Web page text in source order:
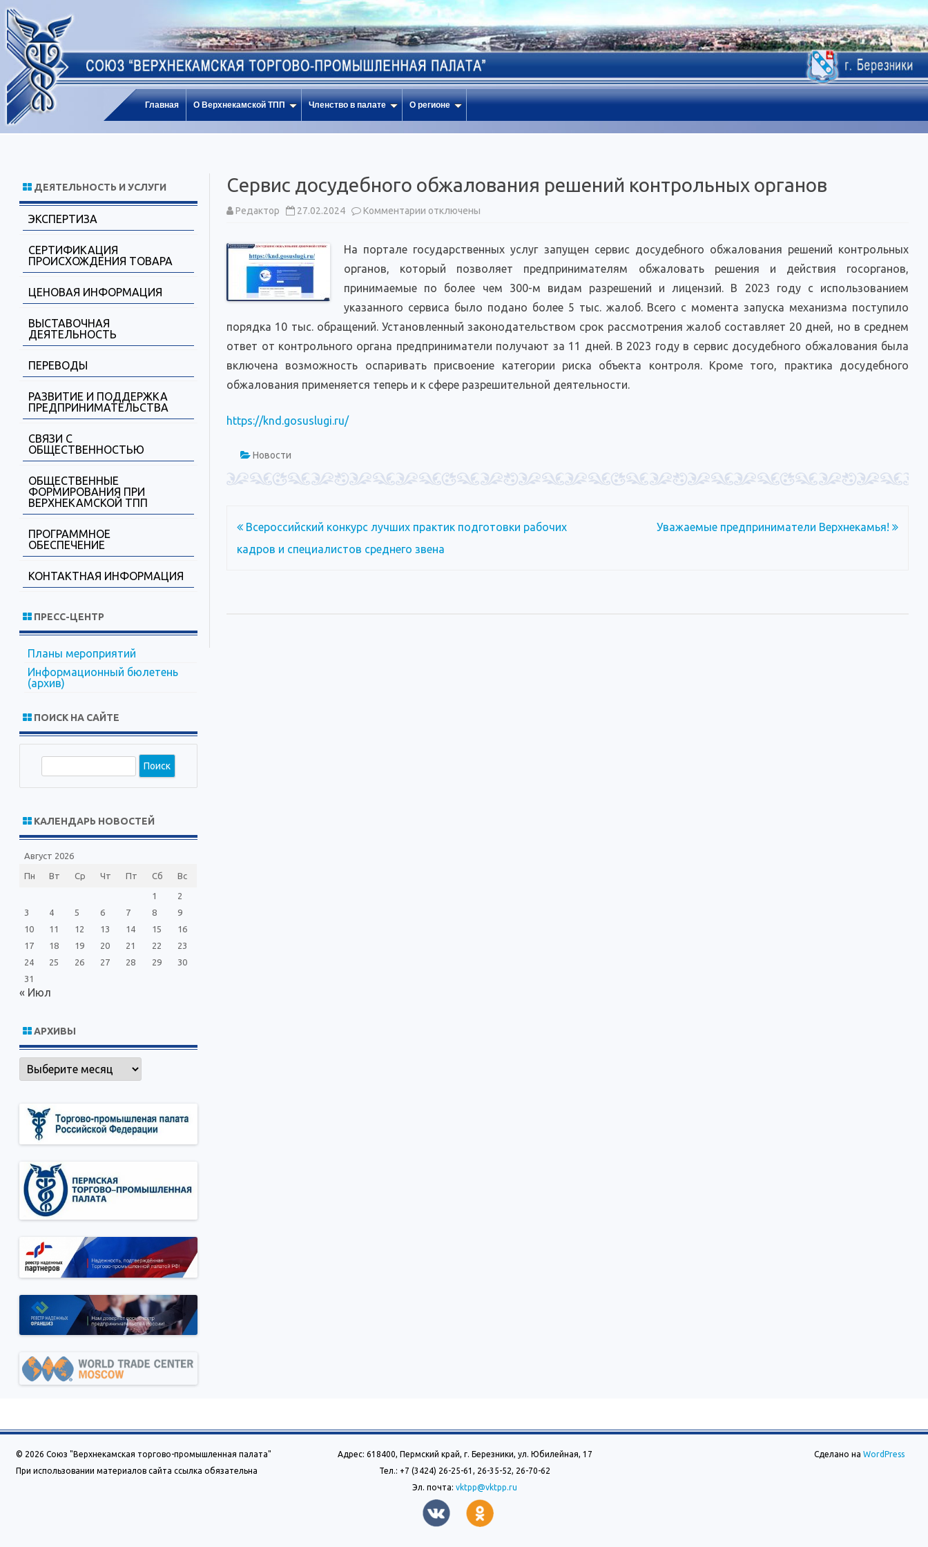
Главная О Верхнекамской ТПП Членство в палате О регионе
Сервис досудебного обжалования решений контрольных органов
Редактор 27.02.2024 Комментарии к
обжалования
решений
контрольных
органов
отключены
На портале государственных услуг запущен сервис досудебного обжалования решений контрольных
органов, который позволяет предпринимателям обжаловать решения и действия госорганов,
принимаемые по более чем 300-м видам разрешений и лицензий. В 2023 году с использованием
указанного сервиса было подано более 5 тыс. жалоб. Всего с момента запуска механизма поступило
порядка 10 тыс. обращений. Установленный законодательством срок рассмотрения жалоб составляет 20 дней, но в среднем
ответ от контрольного органа предприниматели получают за 11 дней. В 2023 году в сервис досудебного обжалования была
включена возможность оспаривать присвоение категории риска объекта контроля. Кроме того, практика досудебного
обжалования применяется теперь и к сфере разрешительной деятельности.
https://knd.gosuslugi.ru/
Новости
Навигация
по
Всероссийский конкурс лучших практик подготовки рабочих
кадров и специалистов среднего звена
Уважаемые предприниматели Верхнекамья!
ДЕЯТЕЛЬНОСТЬ И УСЛУГИ
ЭКСПЕРТИЗА
СЕРТИФИКАЦИЯ
ПРОИСХОЖДЕНИЯ ТОВАРА
ЦЕНОВАЯ ИНФОРМАЦИЯ
ВЫСТАВОЧНАЯ
ДЕЯТЕЛЬНОСТЬ
ПЕРЕВОДЫ
РАЗВИТИЕ И ПОДДЕРЖКА
ПРЕДПРИНИМАТЕЛЬСТВА
СВЯЗИ С
ОБЩЕСТВЕННОСТЬЮ
ОБЩЕСТВЕННЫЕ
ФОРМИРОВАНИЯ ПРИ
ВЕРХНЕКАМСКОЙ ТПП
ПРОГРАММНОЕ
ОБЕСПЕЧЕНИЕ
КОНТАКТНАЯ ИНФОРМАЦИЯ
ПРЕСС-ЦЕНТР
Планы мероприятий
Информационный бюлетень
(архив)
ПОИСК НА САЙТЕ
КАЛЕНДАРЬ НОВОСТЕЙ
Август 2026
Пн Вт Ср Чт Пт Сб Вс
1
2
3
4 5 6 7 8
9
10
11 12 13 14 15
16
17
18 19 20 21 22
23
24
25 26 27 28 29
30
31
« Июл
АРХИВЫ
Архивы
© 2026 Союз "Верхнекамская торгово-промышленная палата"
При использовании материалов сайта ссылка обязательна
Адрес: 618400, Пермский край, г. Березники, ул. Юбилейная, 17
Тел.: +7 (3424) 26-25-61, 26-35-52, 26-70-62
Эл. почта:vktpp@vktpp.ru
Сделано на WordPress